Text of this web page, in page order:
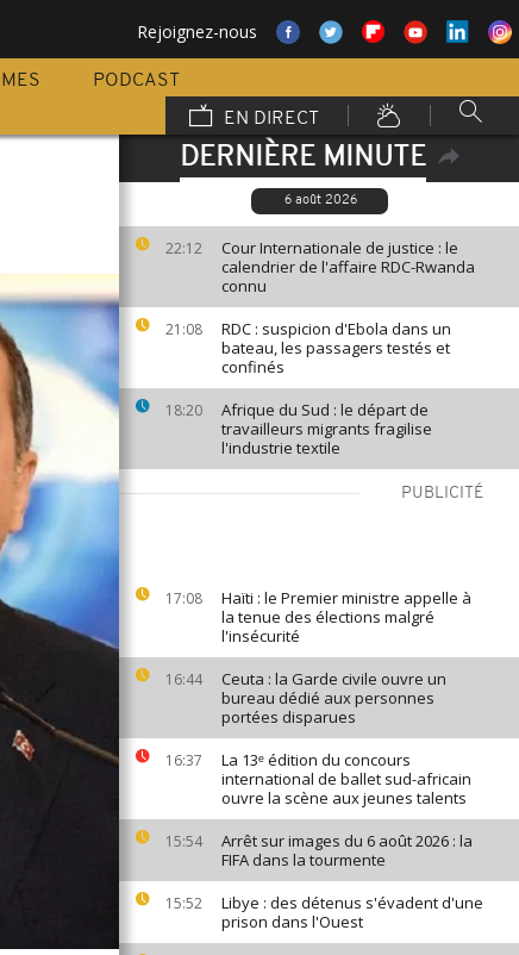
Rejoignez-nous
PODCAST
EN DIRECT
DERNIÈRE MINUTE
6 août 2026
22:12
Cour Internationale de justice : le
calendrier de l'affaire RDC-Rwanda
connu
21:08
RDC : suspicion d'Ebola dans un
bateau, les passagers testés et
confinés
18:20
Afrique du Sud : le départ de
travailleurs migrants fragilise
l'industrie textile
PUBLICITÉ
17:08
Haïti : le Premier ministre appelle à
la tenue des élections malgré
l'insécurité
16:44
Ceuta : la Garde civile ouvre un
bureau dédié aux personnes
portées disparues
16:37
La 13ᵉ édition du concours
international de ballet sud-africain
ouvre la scène aux jeunes talents
15:54
Arrêt sur images du 6 août 2026 : la
FIFA dans la tourmente
15:52
Libye : des détenus s'évadent d'une
prison dans l'Ouest